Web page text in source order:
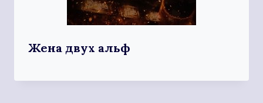
Жена двух альф